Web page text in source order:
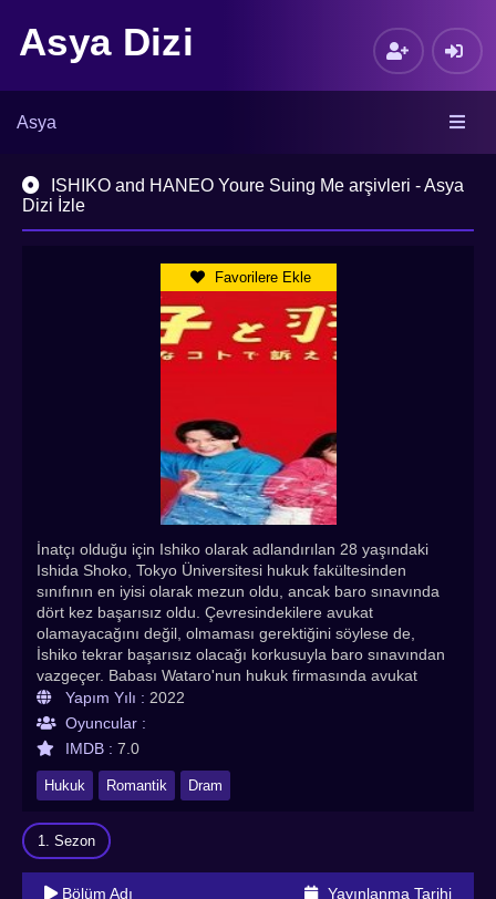
Asya Dizi
Asya
ISHIKO and HANEO Youre Suing Me arşivleri - Asya
Dizi İzle
Favorilere Ekle
İnatçı olduğu için Ishiko olarak adlandırılan 28 yaşındaki
Ishida Shoko, Tokyo Üniversitesi hukuk fakültesinden
sınıfının en iyisi olarak mezun oldu, ancak baro sınavında
dört kez başarısız oldu. Çevresindekilere avukat
olamayacağını değil, olmaması gerektiğini söylese de,
İshiko tekrar başarısız olacağı korkusuyla baro sınavından
vazgeçer. Babası Wataro'nun hukuk firmasında avukat
yardımcısı olarak çalışmaktadır. Altı ay sonra ABD'de
üniversiteyi bırakan ve birkaç yılını ülkeyi dolaşarak geçiren
lise mezunu 34 yaşındaki Haneoka Yoshio, fotoğrafik
hafızası sayesinde ilk denemesinde baro sınavını geçti. Tüy
kadar hafif bir kişiliğe sahip Haneo olduğunu iddia ediyor ve
kendisini alışılmadık yetenekli bir avukat olarak
markalaştırıyor. Gerçekte, durumlara tepki verme
yeteneğinden yoksundur ve beklenmedik bir şey olduğunda
düşünce treni durma noktasına gelir. Haneo, Ishiko'nun
babasıyla tanışıp hukuk bürosuna gelince kendi aşağılık
Yapım Yılı : 2022
Oyuncular :
IMDB : 7.0
Hukuk Romantik Dram
1. Sezon
Bölüm Adı Yayınlanma Tarihi